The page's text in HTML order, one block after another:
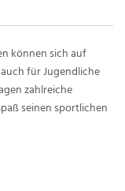
können sich auf
für Jugendliche
zahlreiche
seinen sportlichen